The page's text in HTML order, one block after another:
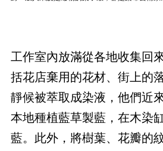
工作室內放滿從各地收集回
括花店棄用的花材、街上的
靜候被萃取成染液，他們近
本地種植藍草製藍，在木染
藍。此外，將樹葉、花瓣的